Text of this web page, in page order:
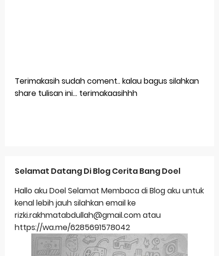
Terimakasih sudah coment.. kalau bagus silahkan
share tulisan ini... terimakaasihhh
Selamat Datang Di Blog Cerita Bang Doel
Hallo aku Doel Selamat Membaca di Blog aku untuk
kenal lebih jauh silahkan email ke
rizki.rakhmatabdullah@gmail.com atau
https://wa.me/6285691578042